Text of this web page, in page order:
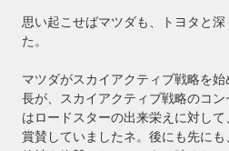
思い起こせばマツダも、トヨタと
た。
マツダがスカイアクティブ戦略を
長が、スカイアクティブ戦略のコ
はロードスターの出来栄えに対し
賞賛していましたネ。後にも先に